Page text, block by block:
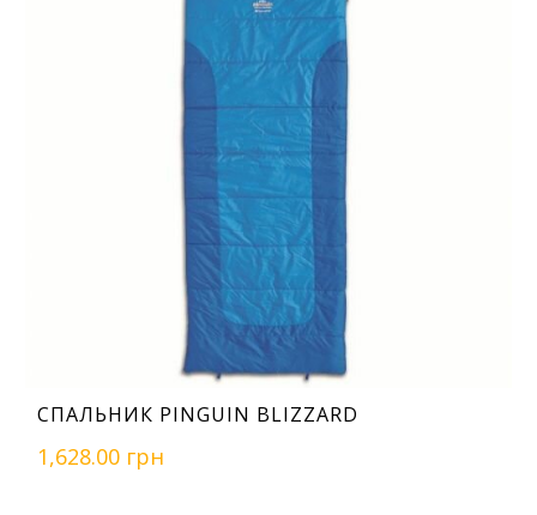
СПАЛЬНИК PINGUIN BLIZZARD
1,628.00 грн